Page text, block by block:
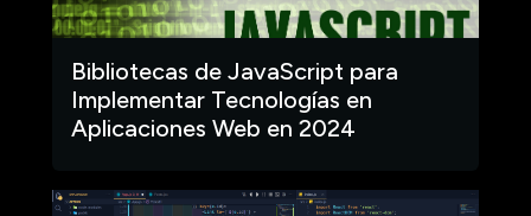
Bibliotecas de JavaScript para
Implementar Tecnologías en
Aplicaciones Web en 2024